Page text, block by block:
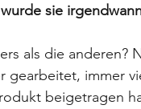
sie
als die anderen?
gearbeitet, immer
beigetragen